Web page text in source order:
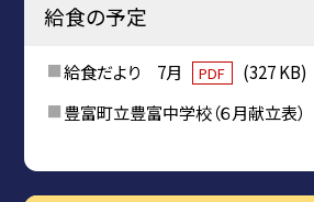
給食の予定
給食だより 7月 PDF
(327 KB)
豊富町立豊富中学校（６月献立表）